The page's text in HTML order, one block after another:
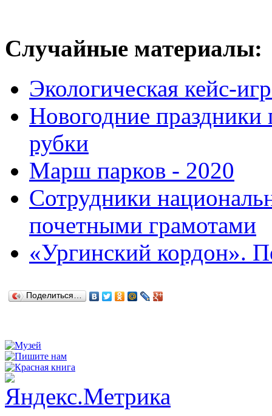
Случайные материалы:
Экологическая кейс-
Новогодние
рубки
Марш парков - 2020
Сотрудники
почетными грамотами
«Ургинский кордон».
Поделиться…